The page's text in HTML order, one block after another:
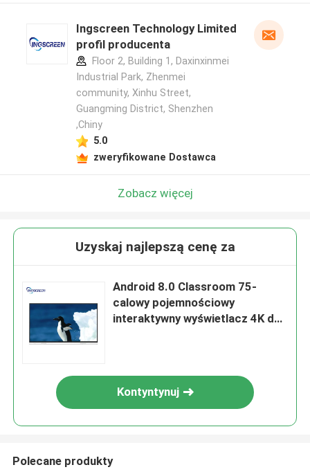
Ingscreen Technology Limited
profil producenta
Floor 2, Building 1, Daxinxinmei
Industrial Park, Zhenmei
community, Xinhu Street,
Guangming District, Shenzhen
,Chiny
5.0
zweryfikowane Dostawca
Zobacz więcej
Uzyskaj najlepszą cenę za
Android 8.0 Classroom 75-
calowy pojemnościowy
interaktywny wyświetlacz 4K do
Kontyntynuj
Polecane produkty